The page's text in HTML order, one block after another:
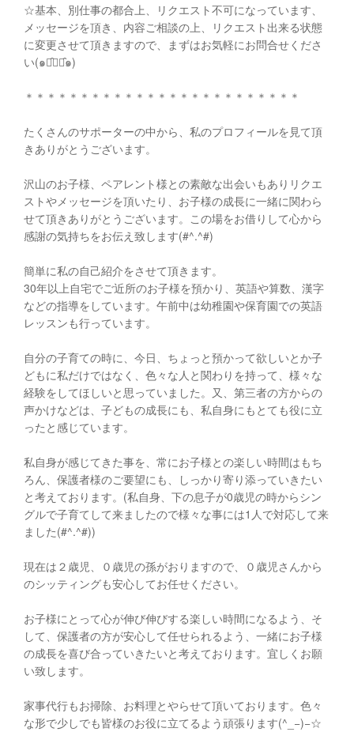
☆基本、別仕事の都合上、リクエスト不可になっています、
メッセージを頂き、内容ご相談の上、リクエスト出来る状態
に変更させて頂きますので、まずはお気軽にお問合せくださ
い(๑･̑◡･̑๑)
＊＊＊＊＊＊＊＊＊＊＊＊＊＊＊＊＊＊＊＊＊＊＊＊＊
たくさんのサポーターの中から、私のプロフィールを見て頂
きありがとうございます。
沢山のお子様、ペアレント様との素敵な出会いもありリクエ
ストやメッセージを頂いたり、お子様の成長に一緒に関わら
せて頂きありがとうございます。この場をお借りして心から
感謝の気持ちをお伝え致します(#^.^#)
簡単に私の自己紹介をさせて頂きます。
30年以上自宅でご近所のお子様を預かり、英語や算数、漢字
などの指導をしています。午前中は幼稚園や保育園での英語
レッスンも行っています。
自分の子育ての時に、今日、ちょっと預かって欲しいとか子
どもに私だけではなく、色々な人と関わりを持って、様々な
経験をしてほしいと思っていました。又、第三者の方からの
声かけなどは、子どもの成長にも、私自身にもとても役に立
ったと感じています。
私自身が感じてきた事を、常にお子様との楽しい時間はもち
ろん、保護者様のご要望にも、しっかり寄り添っていきたい
と考えております。(私自身、下の息子が0歳児の時からシン
グルで子育てして来ましたので様々な事には1人で対応して来
ました(#^.^#))
現在は２歳児、０歳児の孫がおりますので、０歳児さんから
のシッティングも安心してお任せください。
お子様にとって心が伸び伸びする楽しい時間になるよう、そ
して、保護者の方が安心して任せられるよう、一緒にお子様
の成長を喜び合っていきたいと考えております。宜しくお願
い致します。
家事代行もお掃除、お料理とやらせて頂いております。色々
な形で少しでも皆様のお役に立てるよう頑張ります(^_−)−☆